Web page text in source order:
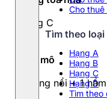
Cho
Tìm theo loại
Hạng A
Hạng B
Hạng C
Hạng D
Tìm theo
Hạng C
Quy mô
11 tầng nổi + 1 hầm